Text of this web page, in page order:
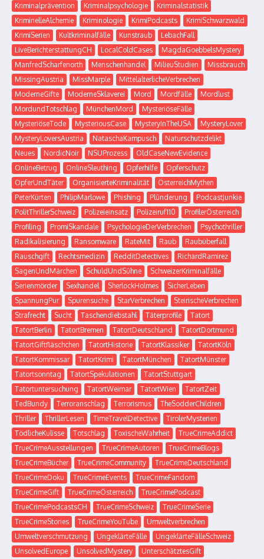
Kriminalprävention
Kriminalpsychologie
Kriminalstatistik
KriminelleAlchemie
Kriminologie KrimiPodcasts
KrimiSchwarzwald
KrimiSerien
Kultkriminalfälle Kunstraub
LebachFall
LiveBerichterstattungCH
LocalColdCases
MagdaGoebbelsMystery
ManfredScharfenorth
Menschenhandel MilieuStudien
Missbrauch
MissingAustria
MissMarple
MittelalterlicheVerbrechen
ModerneGifte
ModerneSklaverei Mord Mordfälle
Mordlust
MordundTotschlag
MünchenMord
MysteriöseFälle
MysteriöseTode
MysteriousCase MysteryInTheUSA
MysteryLover
MysteryLoversAustria
NataschaKampusch
Naturschutzdelikt
Neues
NordicNoir NSUProzess
OldCaseNewEvidence
OnlineBetrug
OnlineSleuthing Opferhilfe
Opferschutz
OpferUndTäter
OrganisierteKriminalität
ÖsterreichMythen
PeterKürten
PhilipMarlowe Phishing Plünderung
PodcastJunkie
PolitThrillerSchweiz
Polizeieinsatz Polizeiruf110
ProfilerÖsterreich
Profiling
PromiSkandale PsychologieDerVerbrechen
Psychothriller
Radikalisierung
Ransomware RateMit Raub
Raubüberfall
Rauschgift
Rechtsmedizin RedditDetectives
RichardRamirez
SagenUndMärchen
SchuldUndSühne
SchweizerKriminalfälle
Serienmörder
Sexhandel SherlockHolmes
SicherLeben
SpannungPur
Spurensuche StarVerbrechen
SteirischeVerbrechen
Strafrecht
Sucht Taschendiebstahl Täterprofile
Tatort
TatortBerlin
TatortBremen TatortDeutschland
TatortDortmund
TatortGiftfläschchen
TatortHistorie TatortKlassiker
TatortKöln
TatortKommissar
TatortKrimi TatortMünchen
TatortMünster
Tatortsonntag
TatortSpekulationen
TatortStuttgart
Tatortuntersuchung
TatortWeimar TatortWien
TatortZeit
TedBundy
Terroranschlag Terrorismus
TheSodderChildren
Thriller
ThrillerLesen TimeTravelDetective
TirolerMysterien
TödlicheKulisse
Totschlag ToxischeWahrheit
TrueCrimeAddict
TrueCrimeAusstellungen
TrueCrimeAutoren
TrueCrimeBlogs
TrueCrimeBücher
TrueCrimeCommunity
TrueCrimeDeutschland
TrueCrimeDoku
TrueCrimeEvents
TrueCrimeFandom
TrueCrimeGift
TrueCrimeÖsterreich
TrueCrimePodcast
TrueCrimePodcastsCH
TrueCrimeSchweiz
TrueCrimeSerie
TrueCrimeStories
TrueCrimeYouTube
Umweltverbrechen
Umweltverschmutzung
UngeklärteFälle
UngeklärteFälleSchweiz
UnsolvedEurope
UnsolvedMystery
UnterschätztesGift